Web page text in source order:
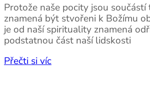
Protože naše pocity jsou součástí
znamená být stvořeni k Božímu
je od naší spirituality znamená
podstatnou část naší lidskosti
Přečti si víc